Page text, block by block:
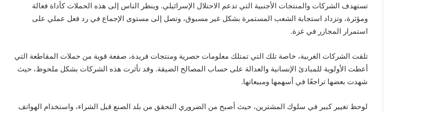
تستهدف الشركات والمنتجات الأجنبية التي تدعم الاحتلال الإسرائيلي. وينظر الناس إلى هذه الحملات كأداة فعالة
ومؤثرة، وتزداد استجابة الشعب المستمرة بشكل غير مسبوق، وتصل إلى مستوى الإجماع في رد فعل عملي على
استمرار المجازر في غزة.
تلقت الشركات الغربية، خاصة تلك التي تمتلك معلومات حصرية ومنتجات فريدة، صفعة قوية من حملات المقاطعة التي
أعطت الأولوية للمبادئ الإنسانية والعدالة على حساب المصالح الضيقة. وقد تأثرت هذه الشركات بشكل ملحوظ، حيث
شهدت بعضها تراجعًا في أسهمها ومبيعاتها.
لوحظ تغيير كبير في سلوك المشترين، حيث أصبح من الضروري التحقق من بلد الصنع قبل الشراء، واستخدام الهواتف